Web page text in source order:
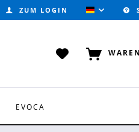
ZUM LOGIN
EVOCA